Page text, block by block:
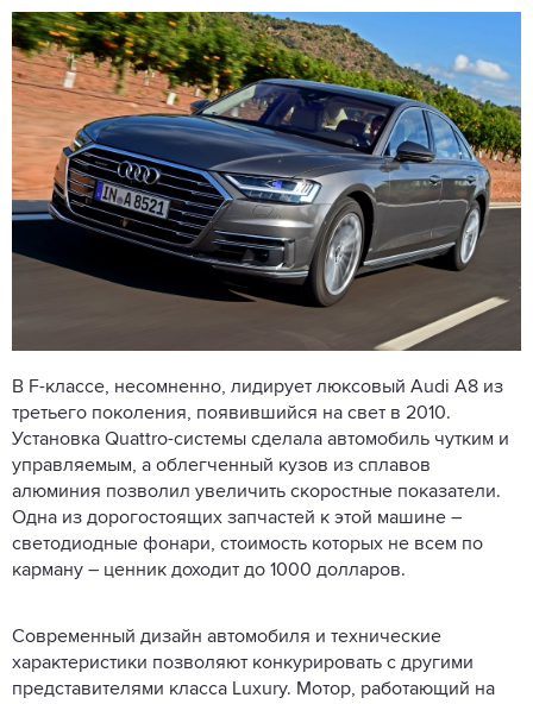
В F-классе, несомненно, лидирует люксовый Audi A8 из
третьего поколения, появившийся на свет в 2010.
Установка Quattro-системы сделала автомобиль чутким и
управляемым, а облегченный кузов из сплавов
алюминия позволил увеличить скоростные показатели.
Одна из дорогостоящих запчастей к этой машине –
светодиодные фонари, стоимость которых не всем по
карману – ценник доходит до 1000 долларов.
Современный дизайн автомобиля и технические
характеристики позволяют конкурировать с другими
представителями класса Luxury. Мотор, работающий на